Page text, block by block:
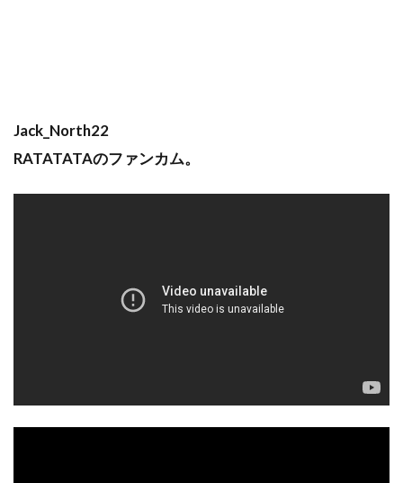
Jack_North22
RATATATAのファンカム。